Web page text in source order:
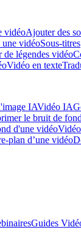
vidéoAjouter des
une vidéoSous-titres
de légendes vidéo
Vidéo en texte
IAVidéo IA
le bruit de
d'une vidéo
plan d’une vidéo
Guides